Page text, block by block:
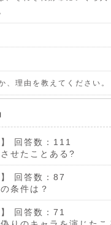
、理由を教えてください。
回答数：111
せたことある?
回答数：87
条件は？
回答数：71